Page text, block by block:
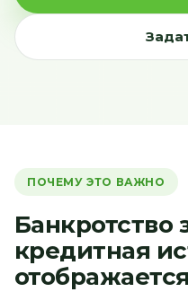
ПОЧЕМУ ЭТО ВАЖНО
кредитная